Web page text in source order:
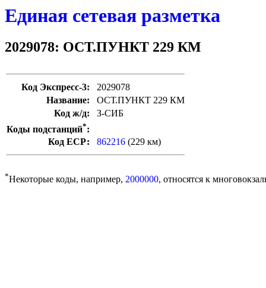
Единая сетевая разметка
2029078: ОСТ.ПУНКТ 229 КМ
Код Экспресс-3:
2029078
Название:
ОСТ.ПУНКТ 229 КМ
Код ж/д:
З-СИБ
Коды подстанций*:
Код ЕСР:
862216 (229 км)
*Некоторые коды, например, 2000000, относятся к